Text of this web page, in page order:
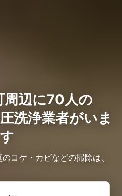
周辺に70人の
洗浄業者がいま
す
コケ・カビなどの掃除は、